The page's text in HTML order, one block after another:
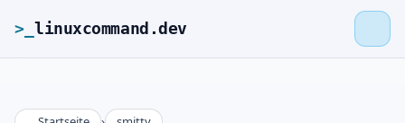
>_ linuxcommand.dev